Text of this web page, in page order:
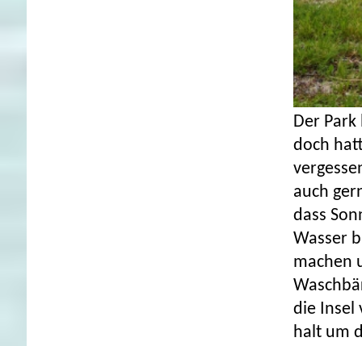
Der
doch
auch
dass
Wasser
machen
die Insel
halt um